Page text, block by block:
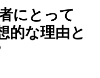
にとって
的な理由と